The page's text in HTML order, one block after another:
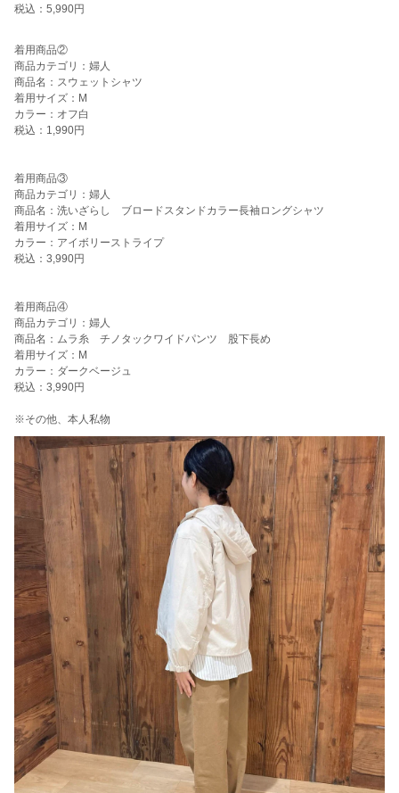
税込：5,990円
着用商品②
商品カテゴリ：婦人
商品名：スウェットシャツ
着用サイズ：M
カラー：オフ白
税込：1,990円
着用商品③
商品カテゴリ：婦人
商品名：洗いざらし ブロードスタンドカラー長袖ロングシャツ
着用サイズ：M
カラー：アイボリーストライプ
税込：3,990円
着用商品④
商品カテゴリ：婦人
商品名：ムラ糸 チノタックワイドパンツ 股下長め
着用サイズ：M
カラー：ダークベージュ
税込：3,990円
※その他、本人私物